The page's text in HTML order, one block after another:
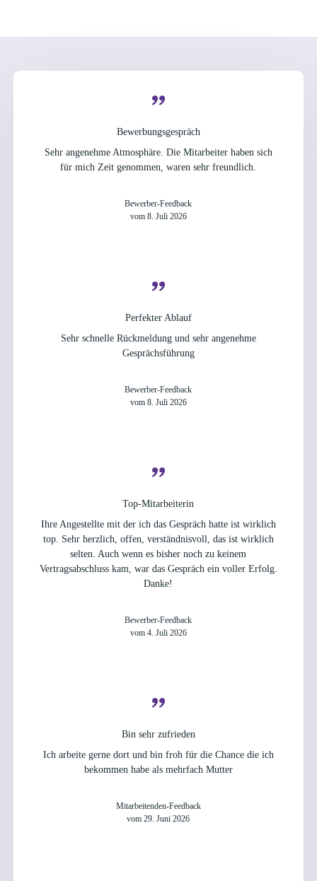
Bewerbungsgespräch
Sehr angenehme Atmosphäre. Die Mitarbeiter haben sich
für mich Zeit genommen, waren sehr freundlich.
Bewerber-Feedback
vom 8. Juli 2026
Perfekter Ablauf
Sehr schnelle Rückmeldung und sehr angenehme
Gesprächsführung
Bewerber-Feedback
vom 8. Juli 2026
Top-Mitarbeiterin
Ihre Angestellte mit der ich das Gespräch hatte ist wirklich
top. Sehr herzlich, offen, verständnisvoll, das ist wirklich
selten. Auch wenn es bisher noch zu keinem
Vertragsabschluss kam, war das Gespräch ein voller Erfolg.
Danke!
Bewerber-Feedback
vom 4. Juli 2026
Bin sehr zufrieden
Ich arbeite gerne dort und bin froh für die Chance die ich
bekommen habe als mehrfach Mutter
Mitarbeitenden-Feedback
vom 29. Juni 2026